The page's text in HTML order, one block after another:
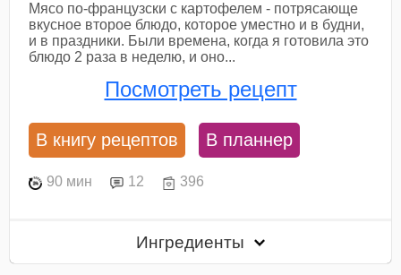
Мясо по-французски с картофелем - потрясающе
вкусное второе блюдо, которое уместно и в будни,
и в праздники. Были времена, когда я готовила это
блюдо 2 раза в неделю, и оно...
Посмотреть рецепт
В книгу рецептов В планнер
90 мин 12 396
Ингредиенты